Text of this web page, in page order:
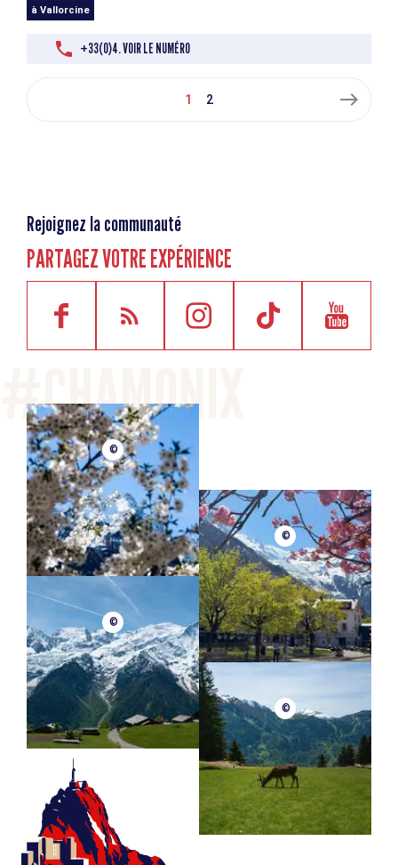
à Vallorcine
+33(0)4. VOIR LE NUMÉRO
1 2 east
Rejoignez la communauté
PARTAGEZ VOTRE EXPÉRIENCE
©
©
©
©